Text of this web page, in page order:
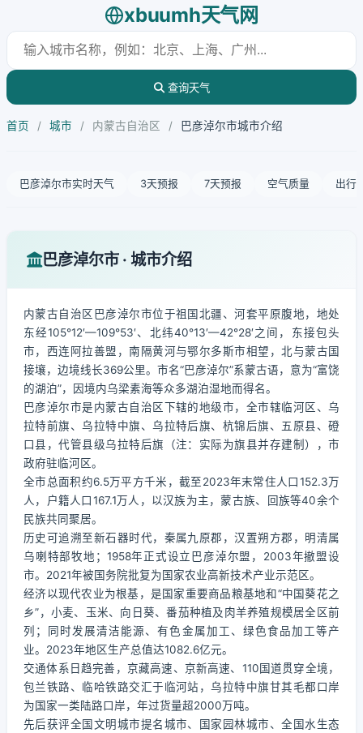
xbuumh天气网
查询天气
首页 / 城市 / 内蒙古自治区 / 巴彦淖尔市城市介绍
巴彦淖尔市实时天气 3天预报 7天预报 空气质量 出行
巴彦淖尔市 · 城市介绍
内蒙古自治区巴彦淖尔市位于祖国北疆、河套平原腹地，地处
东经105°12′—109°53′、北纬40°13′—42°28′之间，东接包头
市，西连阿拉善盟，南隔黄河与鄂尔多斯市相望，北与蒙古国
接壤，边境线长369公里。市名“巴彦淖尔”系蒙古语，意为“富饶
的湖泊”，因境内乌梁素海等众多湖泊湿地而得名。
巴彦淖尔市是内蒙古自治区下辖的地级市，全市辖临河区、乌
拉特前旗、乌拉特中旗、乌拉特后旗、杭锦后旗、五原县、磴
口县，代管县级乌拉特后旗（注：实际为旗县并存建制），市
政府驻临河区。
全市总面积约6.5万平方千米，截至2023年末常住人口152.3万
人，户籍人口167.1万人，以汉族为主，蒙古族、回族等40余个
民族共同聚居。
历史可追溯至新石器时代，秦属九原郡，汉置朔方郡，明清属
乌喇特部牧地；1958年正式设立巴彦淖尔盟，2003年撤盟设
市。2021年被国务院批复为国家农业高新技术产业示范区。
经济以现代农业为根基，是国家重要商品粮基地和“中国葵花之
乡”，小麦、玉米、向日葵、番茄种植及肉羊养殖规模居全区前
列；同时发展清洁能源、有色金属加工、绿色食品加工等产
业。2023年地区生产总值达1082.6亿元。
交通体系日趋完善，京藏高速、京新高速、110国道贯穿全境，
包兰铁路、临哈铁路交汇于临河站，乌拉特中旗甘其毛都口岸
为国家一类陆路口岸，年过货量超2000万吨。
先后获评全国文明城市提名城市、国家园林城市、全国水生态